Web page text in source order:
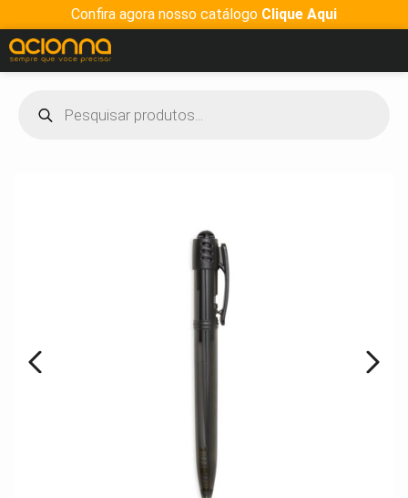
Confira agora nosso catálogo Clique Aqui